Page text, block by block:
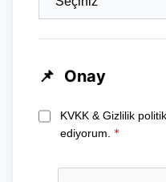
📌 Onay
KVKK & Gizlilik
ediyorum.
*